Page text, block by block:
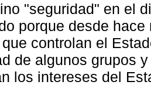
"seguridad" en el
porque desde
controlan el
de algunos grupos
los intereses del